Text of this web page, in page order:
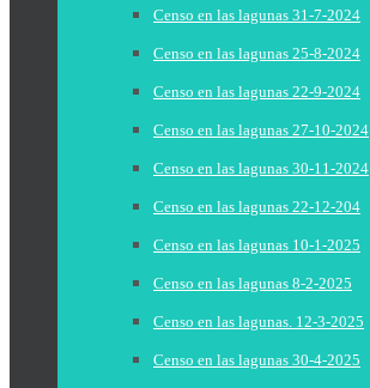
Censo en las lagunas 31-7-2024
Censo en las lagunas 25-8-2024
Censo en las lagunas 22-9-2024
Censo en las lagunas 27-10-2024
Censo en las lagunas 30-11-2024
Censo en las lagunas 22-12-204
Censo en las lagunas 10-1-2025
Censo en las lagunas 8-2-2025
Censo en las lagunas. 12-3-2025
Censo en las lagunas 30-4-2025